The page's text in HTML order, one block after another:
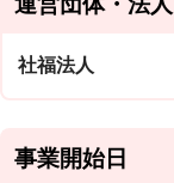
社福法人
事業開始日